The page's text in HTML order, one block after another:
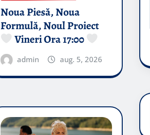
Noua Piesă, Noua
Formulă, Noul Proiect
Vineri Ora 17:00
admin aug. 5, 2026